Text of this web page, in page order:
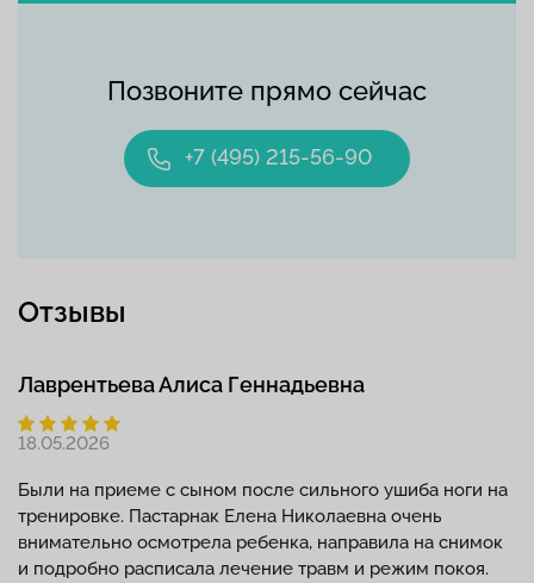
Позвоните прямо сейчас
+7 (495) 215-56-90
Отзывы
Лаврентьева Алиса Геннадьевна
18.05.2026
Были на приеме с сыном после сильного ушиба ноги на
тренировке. Пастарнак Елена Николаевна очень
внимательно осмотрела ребенка, направила на снимок
и подробно расписала лечение травм и режим покоя.